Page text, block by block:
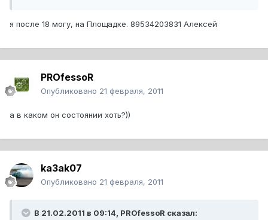
я после 18 могу, на Площадке. 89534203831 Алексей
PROfessoR
Опубликовано 21 февраля, 2011
а в каком он состоянии хоть?))
ka3ak07
Опубликовано 21 февраля, 2011
В 21.02.2011 в 09:14, PROfessoR сказал: